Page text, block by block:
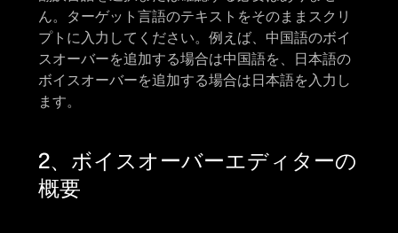
ん。ターゲット言語のテキストをそのままスクリ
プトに入力してください。例えば、中国語のボイ
スオーバーを追加する場合は中国語を、日本語の
ボイスオーバーを追加する場合は日本語を入力し
ます。
2、ボイスオーバーエディターの
概要